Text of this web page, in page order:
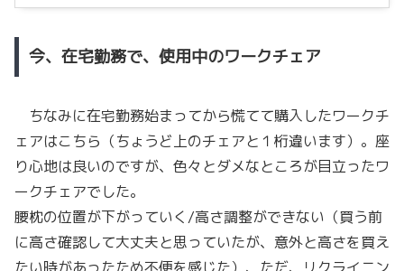
今、在宅勤務で、使用中のワークチェア
ちなみに在宅勤務始まってから慌てて購入したワークチ
ェアはこちら（ちょうど上のチェアと１桁違います）。座
り心地は良いのですが、色々とダメなところが目立ったワ
ークチェアでした。
腰枕の位置が下がっていく/高さ調整ができない（買う前
に高さ確認して大丈夫と思っていたが、意外と高さを買え